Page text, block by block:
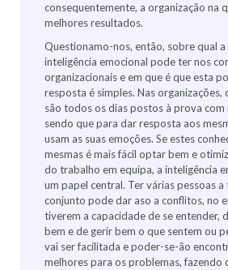
consequentemente, a organização na
melhores resultados.
Questionamo-nos, então, sobre qual
inteligência emocional pode ter nos
organizacionais e em que é que esta
resposta é simples. Nas
são todos os dias postos à prova com
sendo que para dar resposta aos
usam as suas emoções. Se estes
mesmas é mais fácil optar bem e
do trabalho em equipa, a inteligência
um papel central. Ter várias pessoas a
conjunto pode dar aso a conflitos, no
tiverem a capacidade de se entender,
bem e de gerir bem o que sentem ou
vai ser facilitada e poder-se-ão
melhores para os problemas, fazendo